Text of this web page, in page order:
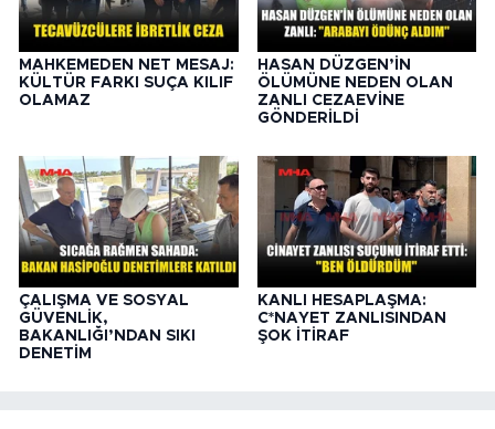
MAHKEMEDEN NET MESAJ:
KÜLTÜR FARKI SUÇA KILIF
OLAMAZ
HASAN DÜZGEN’İN
ÖLÜMÜNE NEDEN OLAN
ZANLI CEZAEVİNE
GÖNDERİLDİ
ÇALIŞMA VE SOSYAL
GÜVENLİK,
BAKANLIĞI’NDAN SIKI
DENETİM
KANLI HESAPLAŞMA:
C*NAYET ZANLISINDAN
ŞOK İTİRAF